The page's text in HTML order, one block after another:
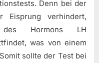
Denn bei der
verhindert,
Hormons LH
was von einem
sollte der Test bei